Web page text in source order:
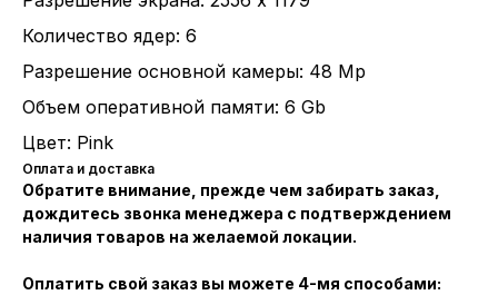
Количество ядер: 6
Разрешение основной камеры: 48 Mp
Объем оперативной памяти: 6 Gb
Цвет: Pink
Оплата и доставка
Обратите внимание, прежде чем забирать заказ,
дождитесь звонка менеджера с подтверждением
наличия товаров на желаемой локации.
Оплатить свой заказ вы можете 4-мя способами: